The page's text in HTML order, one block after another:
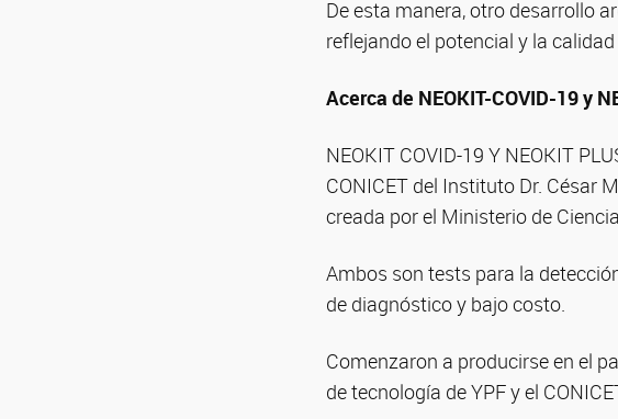
De esta manera, otro desarrollo
reflejando el potencial y la
Acerca de NEOKIT-COVID-19 y
NEOKIT COVID-19 Y NEOKIT
CONICET del Instituto Dr. César
creada por el Ministerio de
Ambos son tests para la
de diagnóstico y bajo costo.
Comenzaron a producirse en el
de tecnología de YPF y el